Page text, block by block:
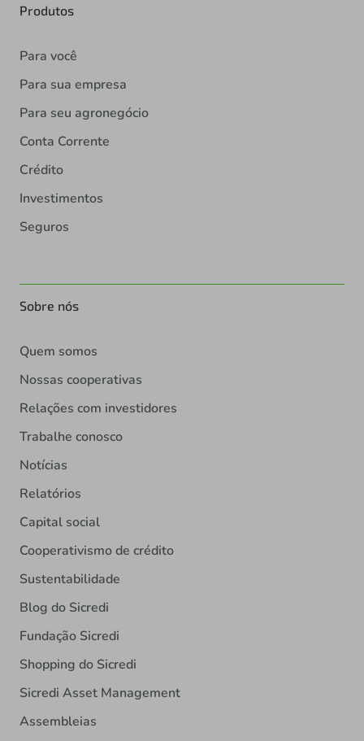
Produtos
Para você
Para sua empresa
Para seu agronegócio
Conta Corrente
Crédito
Investimentos
Seguros
Sobre nós
Quem somos
Nossas cooperativas
Relações com investidores
Trabalhe conosco
Notícias
Relatórios
Capital social
Cooperativismo de crédito
Sustentabilidade
Blog do Sicredi
Fundação Sicredi
Shopping do Sicredi
Sicredi Asset Management
Assembleias